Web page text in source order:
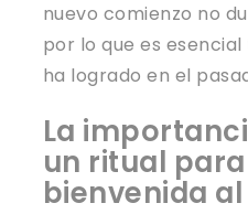
nuevo comienzo no
por lo que es
ha logrado en el
La
un ritual
bienvenida